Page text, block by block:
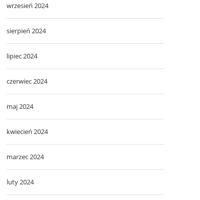
wrzesień 2024
sierpień 2024
lipiec 2024
czerwiec 2024
maj 2024
kwiecień 2024
marzec 2024
luty 2024